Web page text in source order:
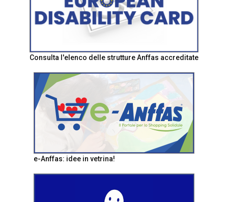
Consulta l'elenco delle strutture Anffas accreditate
e-Anffas: idee in vetrina!